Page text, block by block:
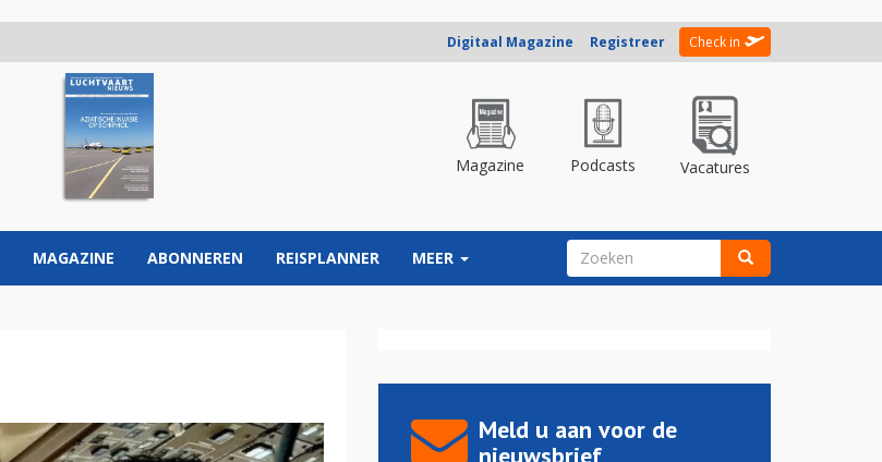
Digitaal Magazine Registreer Check in
Magazine Podcasts Vacatures
MAGAZINE ABONNEREN REISPLANNER MEER ZOEKVELD
Meld u aan voor de
nieuwsbrief